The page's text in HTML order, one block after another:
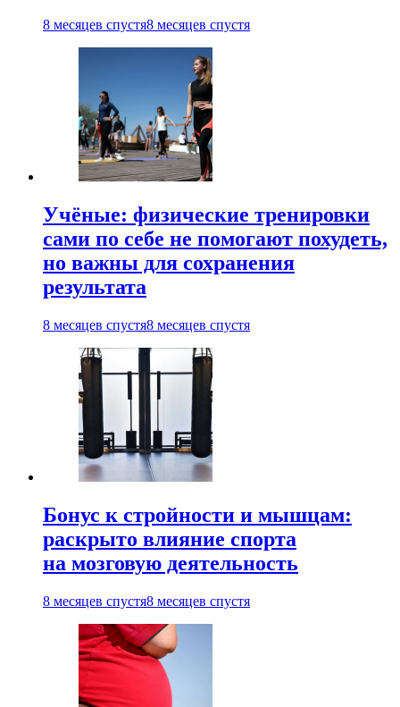
8 месяцев спустя8 месяцев спустя
Учёные: физические тренировки
сами по себе не помогают похудеть,
но важны для сохранения
результата
8 месяцев спустя8 месяцев спустя
Бонус к стройности и мышцам:
раскрыто влияние спорта
на мозговую деятельность
8 месяцев спустя8 месяцев спустя